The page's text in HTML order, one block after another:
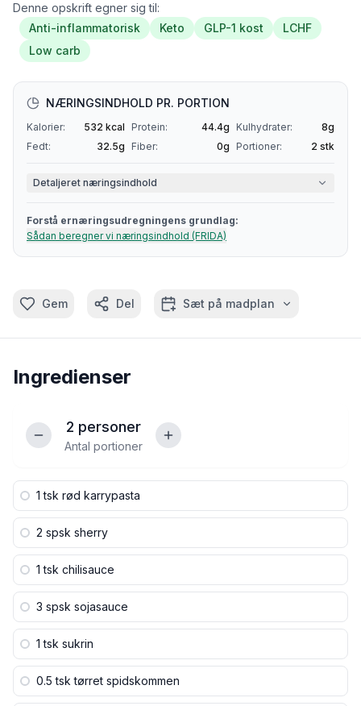
Denne opskrift egner sig til:
Anti-inflammatorisk
Keto GLP-1 kost
LCHF
Low carb
NÆRINGSINDHOLD PR. PORTION
Kalorier: 532 kcal Protein: 44.4g Kulhydrater: 8g
Fedt:
32.5g Fiber: 0g Portioner: 2 stk
Detaljeret næringsindhold
Forstå ernæringsudregningens grundlag:
Sådan beregner vi næringsindhold (FRIDA)
Gem Del Sæt på madplan
Ingredienser
2 personer
Antal portioner
1 tsk rød karrypasta
2 spsk sherry
1 tsk chilisauce
3 spsk sojasauce
1 tsk sukrin
0.5 tsk tørret spidskommen